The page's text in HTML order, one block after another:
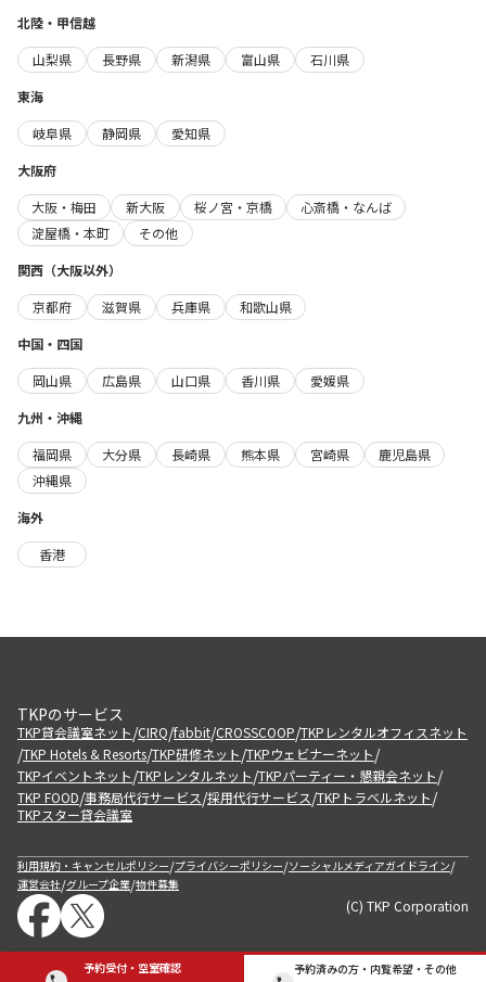
予約受付・空室確認 予約済みの方・内覧希望・その他
北陸・甲信越
山梨県
長野県 新潟県 富山県
石川県
東海
岐阜県
静岡県
愛知県
大阪府
大阪・梅田
新大阪 桜ノ宮・京橋
心斎橋・なんば
淀屋橋・本町
その他
関西（大阪以外）
京都府
滋賀県 兵庫県
和歌山県
中国・四国
岡山県
広島県 山口県 香川県
愛媛県
九州・沖縄
福岡県
大分県 長崎県 熊本県 宮崎県
鹿児島県
沖縄県
海外
香港
TKPのサービス
TKP貸会議室ネット/CIRQ/fabbit/CROSSCOOP/TKPレンタルオフィスネット
/TKP Hotels & Resorts/TKP研修ネット/TKPウェビナーネット/
TKPイベントネット/TKPレンタルネット/TKPパーティー・懇親会ネット/
TKP FOOD/事務局代行サービス/採用代行サービス/TKPトラベルネット/
TKPスター貸会議室
利用規約・キャンセルポリシー/プライバシーポリシー/ソーシャルメディアガイドライン/
運営会社/グループ企業/物件募集
(C) TKP Corporation